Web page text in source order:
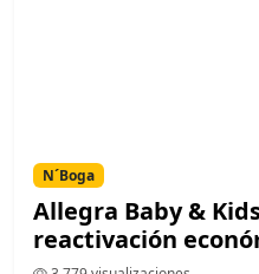
N´Boga
Allegra Baby &
reactivación